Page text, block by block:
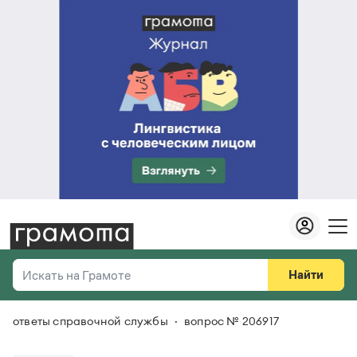
Искать на Грамоте
Справочная служба
Найти
Везде
ответы справочной службы вопрос № 206917